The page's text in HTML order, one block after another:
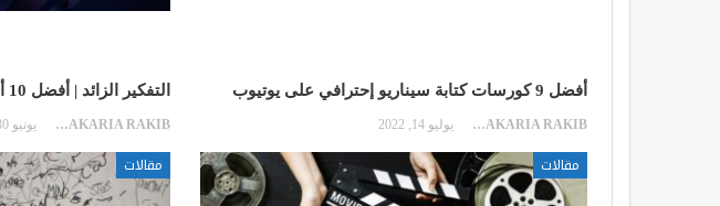
أفضل 9 كورسات كتابة سيناريو إحترافي على يوتيوب
ZAKARIA RAKIB يوليو 14, 2022
مقالات
التفكير الزائد | أفضل 10 أساليب لتجاوز التفكير المفرط
ZAKARIA RAKIB يونيو 30, 2022
مقالات